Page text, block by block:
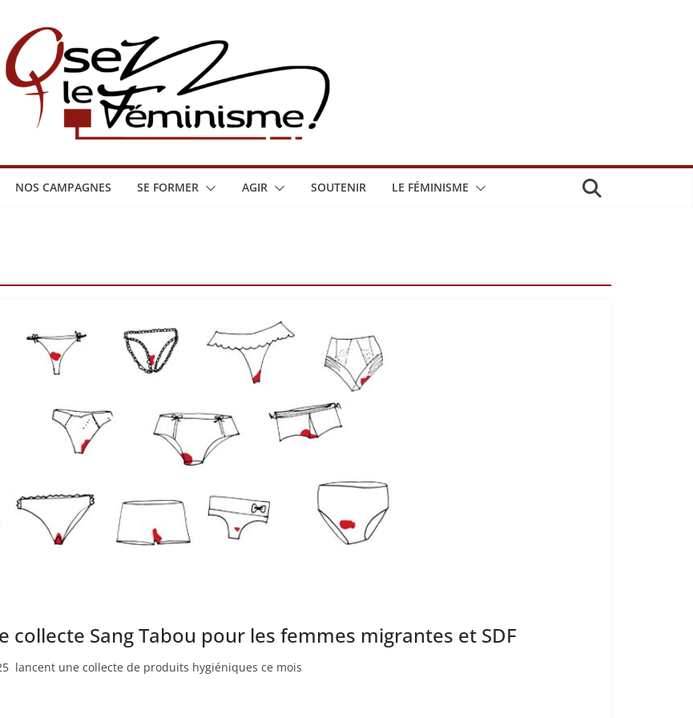
NOS CAMPAGNES SE FORMER AGIR SOUTENIR LE FÉMINISME
collecte Sang Tabou pour les femmes migrantes et SDF
lancent une collecte de produits hygiéniques ce mois